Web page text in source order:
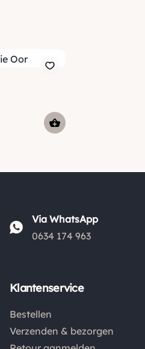
Via WhatsApp
0634 174 963
Klantenservice
Bestellen
Verzenden & bezorgen